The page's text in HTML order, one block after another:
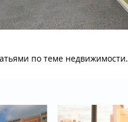
по теме недвижимости.